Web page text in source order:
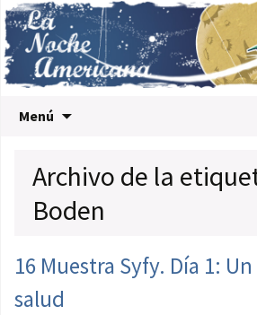
Menú
Archivo de la
Boden
16 Muestra Syfy. Día 1:
salud